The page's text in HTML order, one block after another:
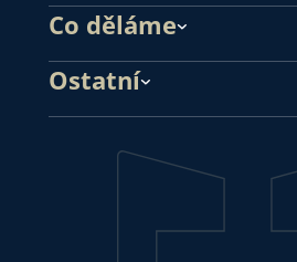
Co děláme
Ostatní